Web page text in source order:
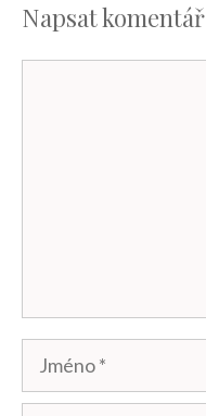
Napsat komentář
Jméno